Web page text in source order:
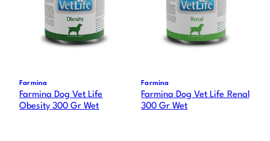
Farmina
Farmina Dog Vet Life
Obesity 300 Gr Wet
Farmina
Farmina Dog Vet Life Renal
300 Gr Wet